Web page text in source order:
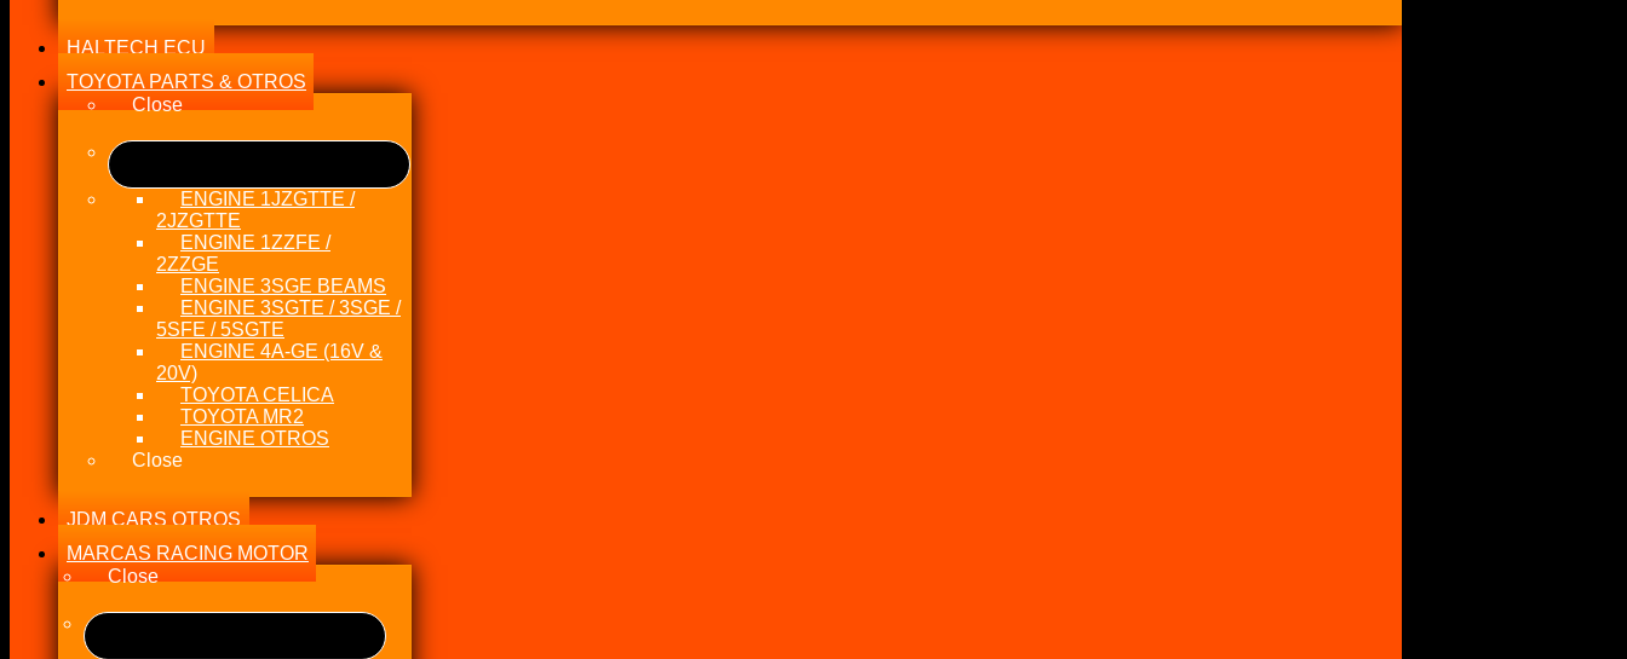
HALTECH ECU
TOYOTA PARTS & OTROS
Close
ENGINE 1JZGTTE /
2JZGTTE
ENGINE 1ZZFE /
2ZZGE
ENGINE 3SGE BEAMS
ENGINE 3SGTE / 3SGE /
5SFE / 5SGTE
ENGINE 4A-GE (16V &
20V)
TOYOTA CELICA
TOYOTA MR2
ENGINE OTROS
Close
JDM CARS OTROS
MARCAS RACING MOTOR
Close